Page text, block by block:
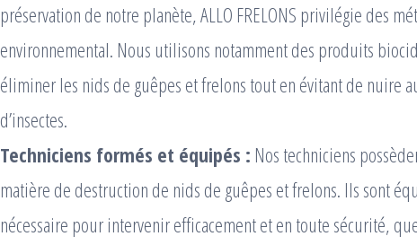
préservation de notre planète, ALLO FRELONS privilégie des
environnemental. Nous utilisons notamment des produits
éliminer les nids de guêpes et frelons tout en évitant de nuire
d’insectes.
Techniciens formés et équipés : Nos techniciens
matière de destruction de nids de guêpes et frelons. Ils sont
nécessaire pour intervenir efficacement et en toute sécurité,